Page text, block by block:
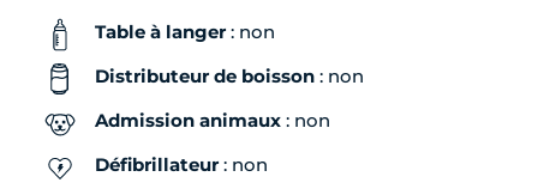
Table à langer: non
Distributeur de boisson : non
Admission animaux : non
Défibrillateur: non